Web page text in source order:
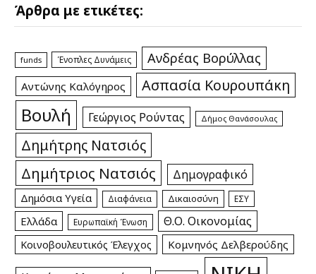
Άρθρα με ετικέτες:
funds Ένοπλες Δυνάμεις Ανδρέας Βορύλλας
Αντώνης Καλόγηρος Ασπασία Κουρουπάκη
Βουλή Γεώργιος Ρούντας Δήμος Θανάσουλας
Δημήτρης Νατσιός
Δημήτριος Νατσιός Δημογραφικό
Δημόσια Υγεία Διαφάνεια Δικαιοσύνη ΕΣΥ
Ελλάδα Ευρωπαϊκή Ένωση Θ.Ο. Οικονομίας
Κοινοβουλευτικός Έλεγχος Κομνηνός Δελβερούδης